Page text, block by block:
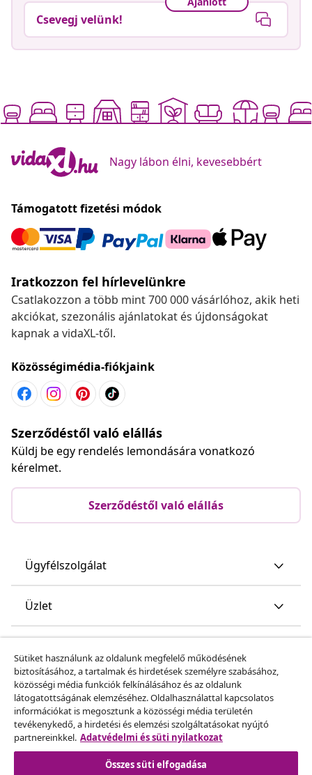
Csevegj velünk!
Nagy lábon élni, kevesebbért
Támogatott fizetési módok
Iratkozzon fel hírlevelünkre
Csatlakozzon a több mint 700 000 vásárlóhoz, akik heti
akciókat, szezonális ajánlatokat és újdonságokat
kapnak a vidaXL-től.
Közösségimédia-fiókjaink
Szerződéstől való elállás
Küldj be egy rendelés lemondására vonatkozó
kérelmet.
Szerződéstől való elállás
Ügyfélszolgálat
Üzlet
Fedezz fel többet
Sütiket használunk az oldalunk megfelelő működésének
biztosításához, a tartalmak és hirdetések személyre szabásához,
közösségi média funkciók felkínálásához és az oldalunk
látogatottságának elemzéséhez. Oldalhasználattal kapcsolatos
információkat is megosztunk a közösségi média területén
tevékenykedő, a hirdetési és elemzési szolgáltatásokat nyújtó
partnereinkkel. Adatvédelmi és süti nyilatkozat
Összes süti elfogadása